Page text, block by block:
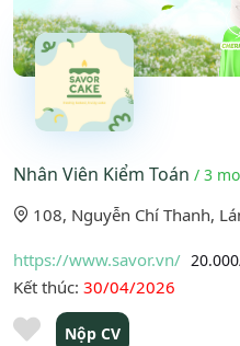
Nhân Viên Kiểm Toán / 3
108, Nguyễn Chí Thanh,
https://www.savor.vn/
Kết thúc: 30/04/2026
Nộp CV